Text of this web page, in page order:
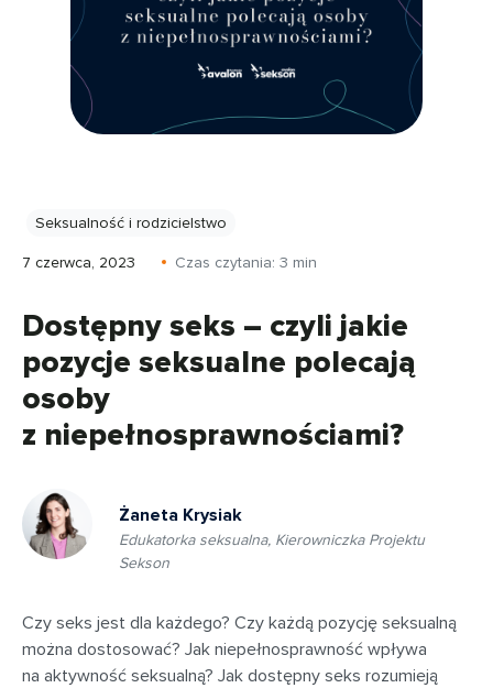
Seksualność i rodzicielstwo
7 czerwca, 2023 Czas czytania: 3 min
Dostępny seks – czyli jakie
pozycje seksualne polecają
osoby
z niepełnosprawnościami?
Żaneta Krysiak
Edukatorka seksualna, Kierowniczka Projektu
Sekson
Czy seks jest dla każdego? Czy każdą pozycję seksualną
można dostosować? Jak niepełnosprawność wpływa
na aktywność seksualną? Jak dostępny seks rozumieją